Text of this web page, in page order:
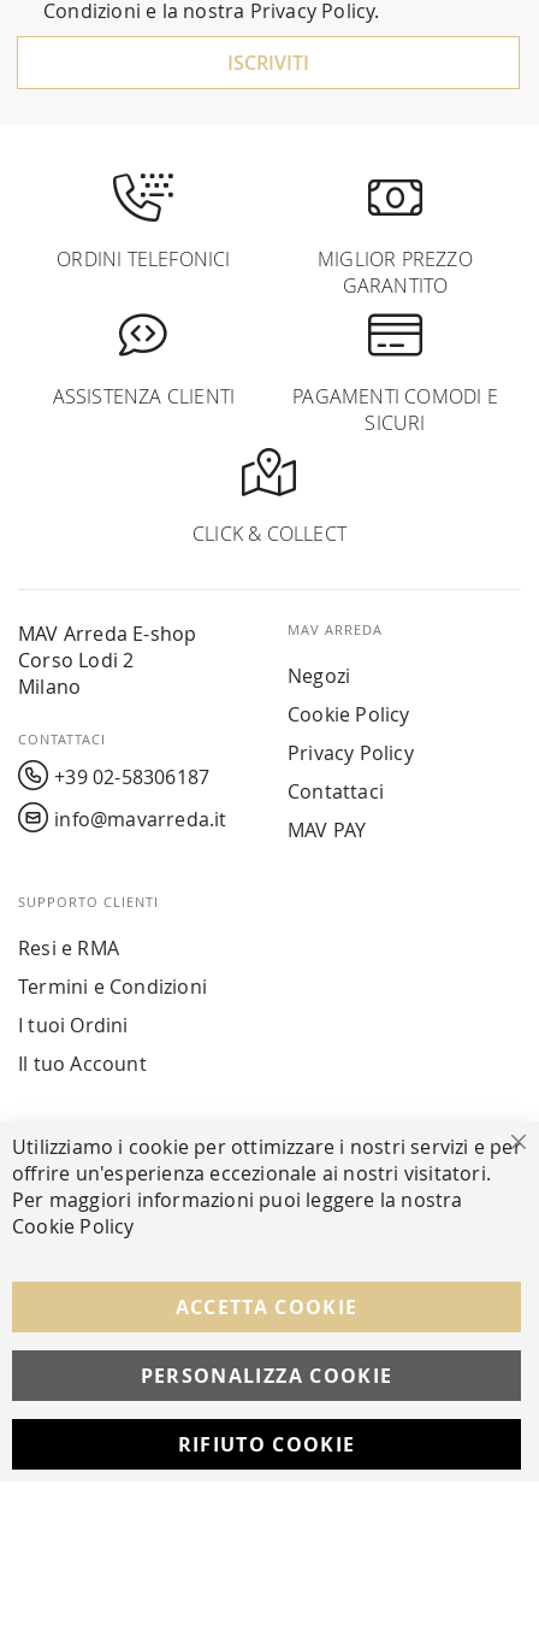
Condizioni e la nostra Privacy Policy.
ISCRIVITI
ORDINI TELEFONICI
MIGLIOR PREZZO
GARANTITO
ASSISTENZA CLIENTI
PAGAMENTI COMODI E
SICURI
CLICK & COLLECT
MAV Arreda E-shop
Corso Lodi 2
Milano
CONTATTACI
+39 02-58306187
info@mavarreda.it
MAV ARREDA
Negozi
Cookie Policy
Privacy Policy
Contattaci
MAV PAY
SUPPORTO CLIENTI
Resi e RMA
Termini e Condizioni
I tuoi Ordini
Il tuo Account
Facebook Instagram Whatsapp
© Copyright MAV Arreda s.r.l. | P.IVA IT05919160969
Via Galileo Galilei, 14 | Milano
Utilizziamo i cookie per ottimizzare i nostri servizi e per
offrire un'esperienza eccezionale ai nostri visitatori.
Per maggiori informazioni puoi leggere la nostra
Cookie Policy
ACCETTA COOKIE
PERSONALIZZA COOKIE
RIFIUTO COOKIE